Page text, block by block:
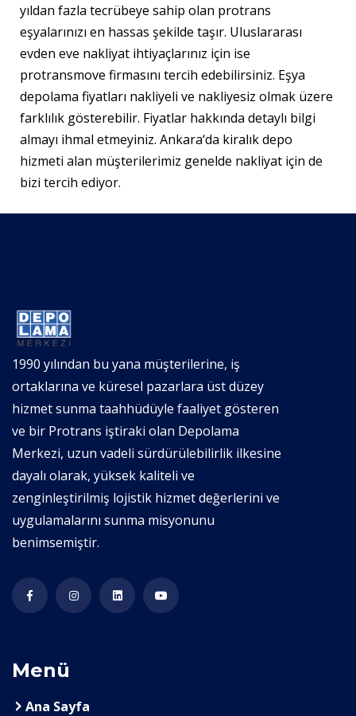
yıldan fazla tecrübeye sahip olan protrans
eşyalarınızı en hassas şekilde taşır. Uluslararası
evden eve nakliyat ihtiyaçlarınız için ise
protransmove firmasını tercih edebilirsiniz. Eşya
depolama fiyatları nakliyeli ve nakliyesiz olmak üzere
farklılık gösterebilir. Fiyatlar hakkında detaylı bilgi
almayı ihmal etmeyiniz. Ankara‘da kiralık depo
hizmeti alan müşterilerimiz genelde nakliyat için de
bizi tercih ediyor.
1990 yılından bu yana müşterilerine, iş
ortaklarına ve küresel pazarlara üst düzey
hizmet sunma taahhüdüyle faaliyet gösteren
ve bir Protrans iştiraki olan Depolama
Merkezi, uzun vadeli sürdürülebilirlik ilkesine
dayalı olarak, yüksek kaliteli ve
zenginleştirilmiş lojistik hizmet değerlerini ve
uygulamalarını sunma misyonunu
benimsemiştir.
Menü
Ana Sayfa